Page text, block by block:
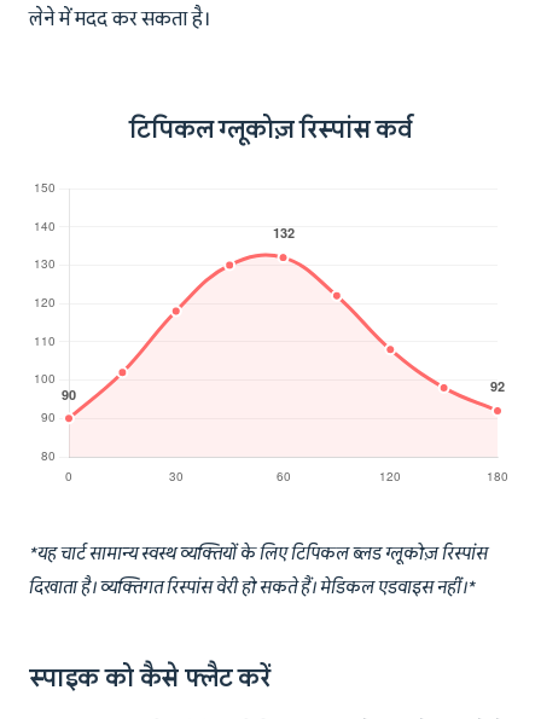
लेने में मदद कर सकता है।
टिपिकल ग्लूकोज़ रिस्पांस कर्व
*यह चार्ट सामान्य स्वस्थ व्यक्तियों के लिए टिपिकल ब्लड ग्लूकोज़ रिस्पांस
दिखाता है। व्यक्तिगत रिस्पांस वेरी हो सकते हैं। मेडिकल एडवाइस नहीं।*
स्पाइक को कैसे फ्लैट करें